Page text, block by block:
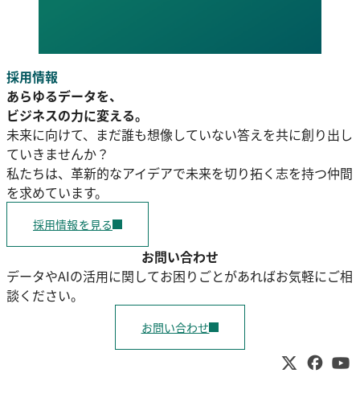
採用情報
あらゆるデータを、
ビジネスの力に変える。
未来に向けて、まだ誰も想像していない答えを共に創り出し
ていきませんか？
私たちは、革新的なアイデアで未来を切り拓く志を持つ仲間
を求めています。
採用情報を見る
お問い合わせ
データやAIの活用に関してお困りごとがあればお気軽にご相
談ください。
お問い合わせ